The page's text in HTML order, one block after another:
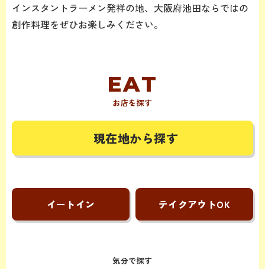
インスタントラーメン発祥の地、大阪府池田ならではの
創作料理をぜひお楽しみください。
お店を探す
現在地から探す
イートイン テイクアウトOK
気分で探す